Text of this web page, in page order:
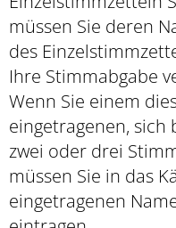
müssen Sie deren
des
Ihre Stimmabgabe
Wenn Sie einem
eingetragenen, sich
zwei oder drei
müssen Sie in das
eingetragenen